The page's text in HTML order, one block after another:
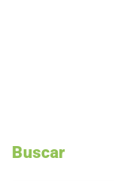
Buscar